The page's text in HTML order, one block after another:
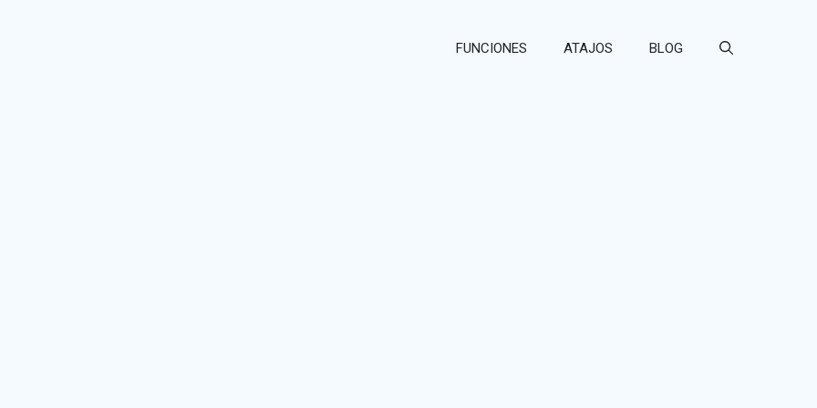
FUNCIONES ATAJOS BLOG